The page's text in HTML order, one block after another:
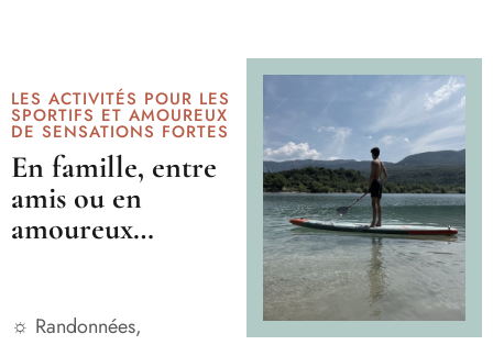
LES ACTIVITÉS POUR LES
SPORTIFS ET AMOUREUX
DE SENSATIONS FORTES
En famille, entre
amis ou en
amoureux…
☼ Randonnées,